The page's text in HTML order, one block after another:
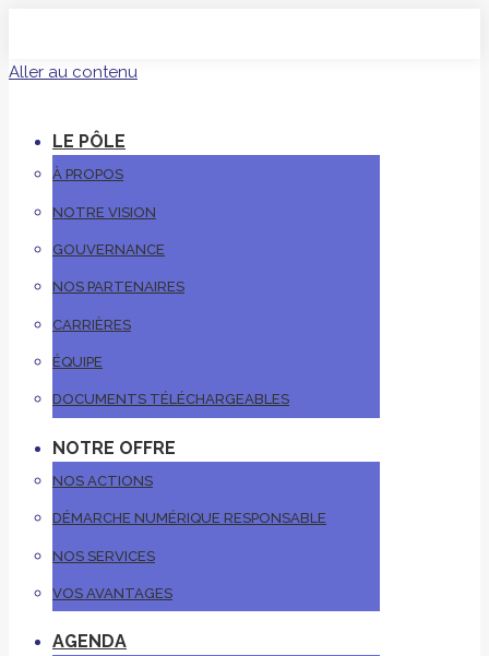
Aller au contenu
LE PÔLE
À PROPOS
NOTRE VISION
GOUVERNANCE
NOS PARTENAIRES
CARRIÈRES
ÉQUIPE
DOCUMENTS TÉLÉCHARGEABLES
NOTRE OFFRE
NOS ACTIONS
DÉMARCHE NUMÉRIQUE RESPONSABLE
NOS SERVICES
VOS AVANTAGES
AGENDA